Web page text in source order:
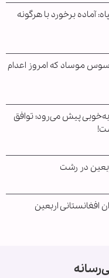
آماده برخورد با هرگونه
موساد که امروز اعدام
به‌خوبی پیش می‌رود؛ توافق
در رشت
افغانستانی اربعین